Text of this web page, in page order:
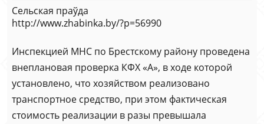
Сельская праўда
http://www.zhabinka.by/?p=56990
Инспекцией МНС по Брестскому району проведена
внеплановая проверка КФХ «А», в ходе которой
установлено, что хозяйством реализовано
транспортное средство, при этом фактическая
стоимость реализации в разы превышала